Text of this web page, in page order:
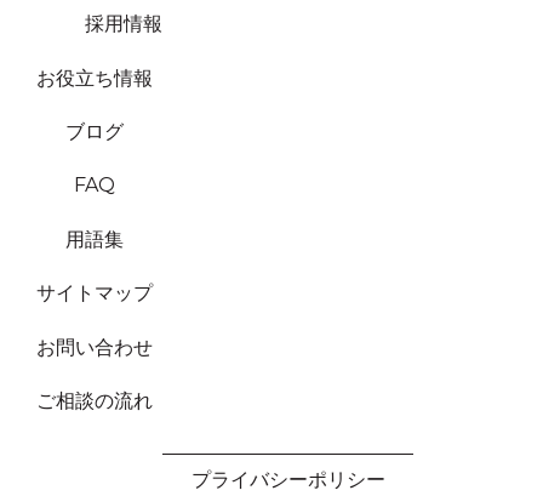
採用情報
お役立ち情報
ブログ
FAQ
用語集
サイトマップ
お問い合わせ
ご相談の流れ
プライバシーポリシー